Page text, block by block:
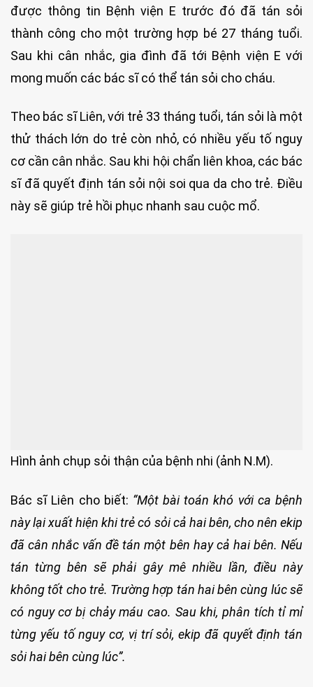
được thông tin Bệnh viện E trước đó đã tán sỏi
thành công cho một trường hợp bé 27 tháng tuổi.
Sau khi cân nhắc, gia đình đã tới Bệnh viện E với
mong muốn các bác sĩ có thể tán sỏi cho cháu.
Theo bác sĩ Liên, với trẻ 33 tháng tuổi, tán sỏi là một
thử thách lớn do trẻ còn nhỏ, có nhiều yếu tố nguy
cơ cần cân nhắc. Sau khi hội chẩn liên khoa, các bác
sĩ đã quyết định tán sỏi nội soi qua da cho trẻ. Điều
này sẽ giúp trẻ hồi phục nhanh sau cuộc mổ.
Hình ảnh chụp sỏi thận của bệnh nhi (ảnh N.M).
Bác sĩ Liên cho biết: “Một bài toán khó với ca bệnh
này lại xuất hiện khi trẻ có sỏi cả hai bên, cho nên ekip
đã cân nhắc vấn đề tán một bên hay cả hai bên. Nếu
tán từng bên sẽ phải gây mê nhiều lần, điều này
không tốt cho trẻ. Trường hợp tán hai bên cùng lúc sẽ
có nguy cơ bị chảy máu cao. Sau khi, phân tích tỉ mỉ
từng yếu tố nguy cơ, vị trí sỏi, ekip đã quyết định tán
sỏi hai bên cùng lúc”.